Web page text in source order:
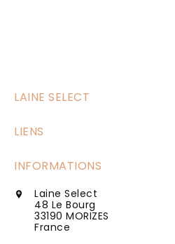
LAINE SELECT
LIENS
INFORMATIONS

Laine Select
48 Le Bourg
33190 MORIZES
France